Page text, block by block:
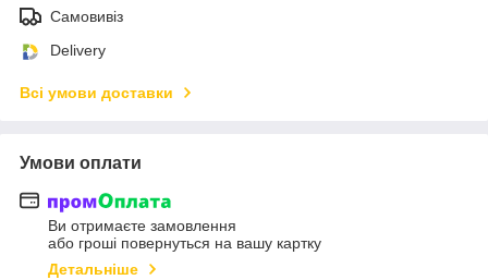
Самовивіз
Delivery
Всі умови доставки
Умови оплати
Ви отримаєте замовлення
або гроші повернуться на вашу картку
Детальніше